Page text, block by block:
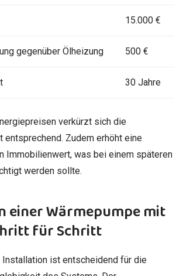
15.000 €
gegenüber Ölheizung 500 €
30 Jahre
verkürzt sich die
Zudem erhöht eine
Immobilienwert, was bei einem späteren
werden sollte.
einer Wärmepumpe mit
für Schritt
Installation ist entscheidend für die